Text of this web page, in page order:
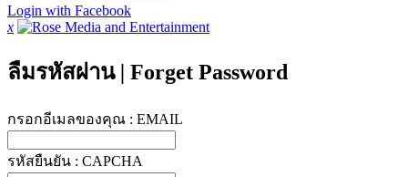
Login with Facebook
x
ลืมรหัสผ่าน | Forget Password
กรอกอีเมลของคุณ : EMAIL
รหัสยืนยัน : CAPCHA